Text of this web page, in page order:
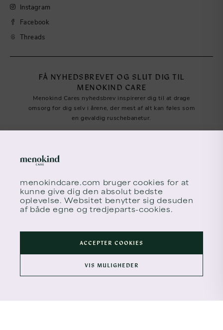
menokindcare.com bruger cookies for at
kunne give dig den absolut bedste
oplevelse. Websitet benytter sig desuden
af både egne og tredjeparts-cookies.
ACCEPTER COOKIES
VIS MULIGHEDER
Instagram
Facebook
Threads
FÅ NYHEDSBREVET OG SLUT DIG TIL
MENOKIND CARE
Menokind Cares nyhedsbrev inspirerer dig til at drage
omsorg for dig selv i årene, der mest af alt kan føles som
en gevaldig ruschebanetur.
Tilmeld meno times
© 2026 MENOKIND. ALL RIGHTS RESERVED.